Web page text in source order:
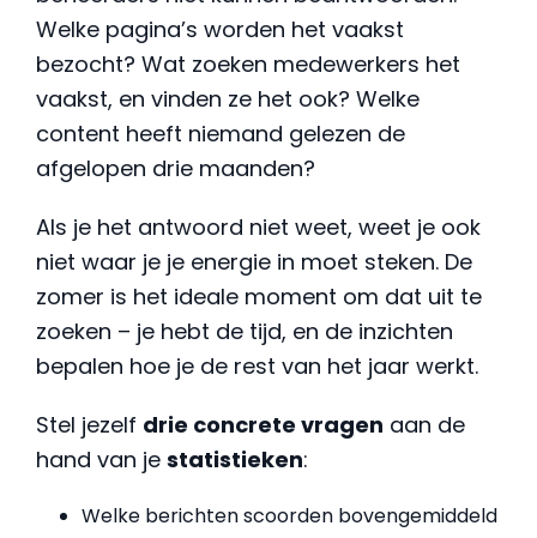
Welke pagina’s worden het vaakst
bezocht? Wat zoeken medewerkers het
vaakst, en vinden ze het ook? Welke
content heeft niemand gelezen de
afgelopen drie maanden?
Als je het antwoord niet weet, weet je ook
niet waar je je energie in moet steken. De
zomer is het ideale moment om dat uit te
zoeken – je hebt de tijd, en de inzichten
bepalen hoe je de rest van het jaar werkt.
Stel jezelf drie concrete vragen aan de
hand van je statistieken:
Welke berichten scoorden bovengemiddeld